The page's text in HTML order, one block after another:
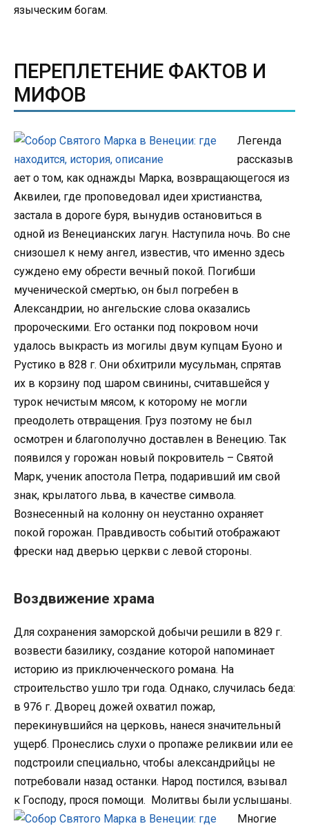
языческим богам.
ПЕРЕПЛЕТЕНИЕ ФАКТОВ И
МИФОВ
Легенда
рассказыв
ает о том, как однажды Марка, возвращающегося из
Аквилеи, где проповедовал идеи христианства,
застала в дороге буря, вынудив остановиться в
одной из Венецианских лагун. Наступила ночь. Во сне
снизошел к нему ангел, известив, что именно здесь
суждено ему обрести вечный покой. Погибши
мученической смертью, он был погребен в
Александрии, но ангельские слова оказались
пророческими. Его останки под покровом ночи
удалось выкрасть из могилы двум купцам Буоно и
Рустико в 828 г. Они обхитрили мусульман, спрятав
их в корзину под шаром свинины, считавшейся у
турок нечистым мясом, к которому не могли
преодолеть отвращения. Груз поэтому не был
осмотрен и благополучно доставлен в Венецию. Так
появился у горожан новый покровитель – Святой
Марк, ученик апостола Петра, подаривший им свой
знак, крылатого льва, в качестве символа.
Вознесенный на колонну он неустанно охраняет
покой горожан. Правдивость событий отображают
фрески над дверью церкви с левой стороны.
Воздвижение храма
Для сохранения заморской добычи решили в 829 г.
возвести базилику, создание которой напоминает
историю из приключенческого романа. На
строительство ушло три года. Однако, случилась беда:
в 976 г. Дворец дожей охватил пожар,
перекинувшийся на церковь, нанеся значительный
ущерб. Пронеслись слухи о пропаже реликвии или ее
подстроили специально, чтобы александрийцы не
потребовали назад останки. Народ постился, взывал
к Господу, прося помощи. Молитвы были услышаны.
Многие